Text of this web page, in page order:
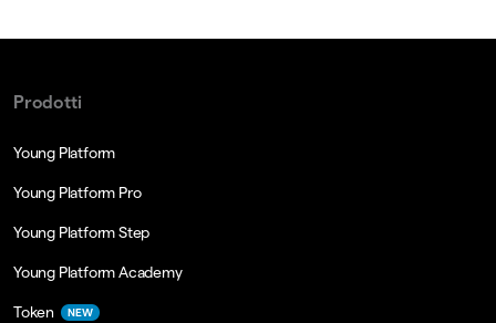
Prodotti
Young Platform
Young Platform Pro
Young Platform Step
Young Platform Academy
Token NEW